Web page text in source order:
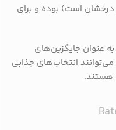
درخشان است) بوده و برای
عنوان جایگزین‌های
انتخاب‌های جذابی
هستند.